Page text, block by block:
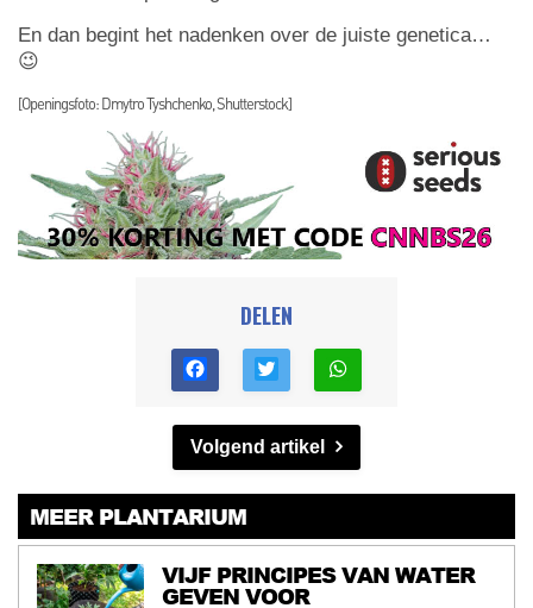
En dan begint het nadenken over de juiste genetica…
😉
[Openingsfoto: Dmytro Tyshchenko, Shutterstock]
DELEN
Volgend artikel
MEER PLANTARIUM
VIJF PRINCIPES VAN WATER
GEVEN VOOR